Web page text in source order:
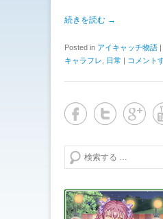
続きを読む →
Posted in アイキャッチ物語 |
キャラフレ
日常 | コメント
検索する